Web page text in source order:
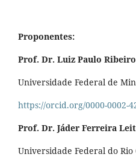
Proponentes:
Prof. Dr. Luiz Paulo Ribeiro
Universidade Federal de
https://orcid.org/0000-0002-
Prof. Dr. Jáder Ferreira
Universidade Federal do